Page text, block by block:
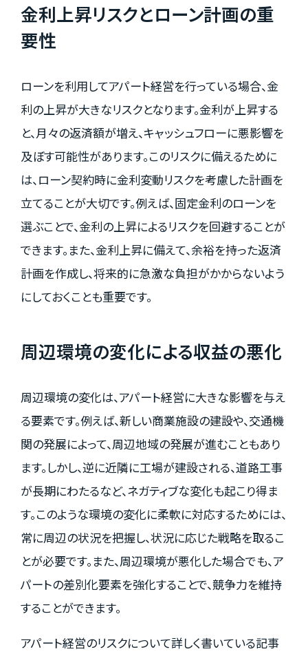
金利上昇リスクとローン計画の重
要性
ローンを利用してアパート経営を行っている場合、金
利の上昇が大きなリスクとなります。金利が上昇する
と、月々の返済額が増え、キャッシュフローに悪影響を
及ぼす可能性があります。このリスクに備えるために
は、ローン契約時に金利変動リスクを考慮した計画を
立てることが大切です。例えば、固定金利のローンを
選ぶことで、金利の上昇によるリスクを回避することが
できます。また、金利上昇に備えて、余裕を持った返済
計画を作成し、将来的に急激な負担がかからないよう
にしておくことも重要です。
周辺環境の変化による収益の悪化
周辺環境の変化は、アパート経営に大きな影響を与え
る要素です。例えば、新しい商業施設の建設や、交通機
関の発展によって、周辺地域の発展が進むこともあり
ます。しかし、逆に近隣に工場が建設される、道路工事
が長期にわたるなど、ネガティブな変化も起こり得ま
す。このような環境の変化に柔軟に対応するためには、
常に周辺の状況を把握し、状況に応じた戦略を取るこ
とが必要です。また、周辺環境が悪化した場合でも、ア
パートの差別化要素を強化することで、競争力を維持
することができます。
アパート経営のリスクについて詳しく書いている記事